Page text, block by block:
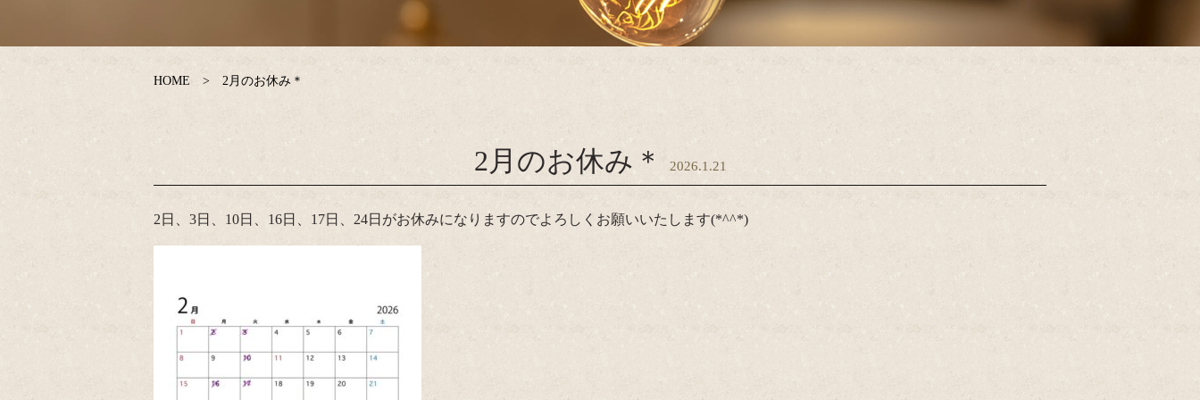
HOME 2月のお休み＊
2月のお休み＊ 2026.1.21
2日、3日、10日、16日、17日、24日がお休みになりますのでよろしくお願いいたします(*^^*)